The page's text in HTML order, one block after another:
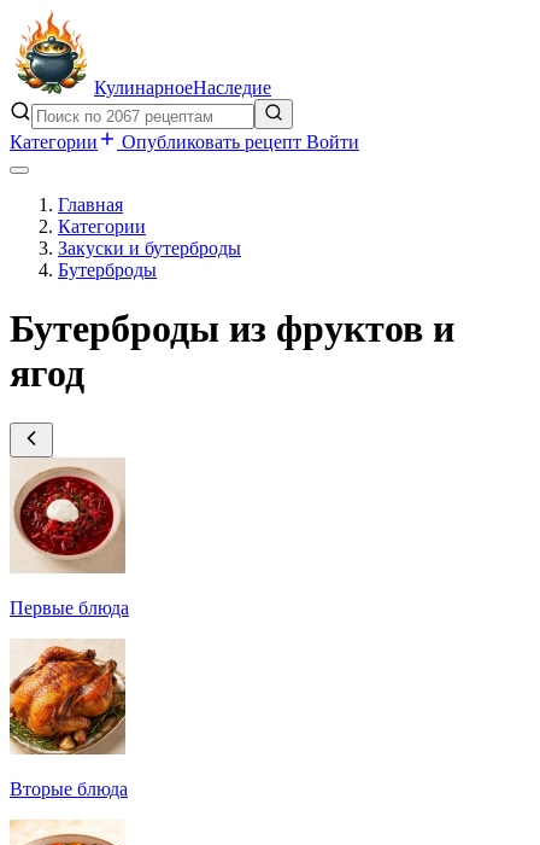
КулинарноеНаследие
Категории Опубликовать рецепт Войти
Главная
Категории
Закуски и бутерброды
Бутерброды
Бутерброды из фруктов и
ягод
Первые блюда
Вторые блюда